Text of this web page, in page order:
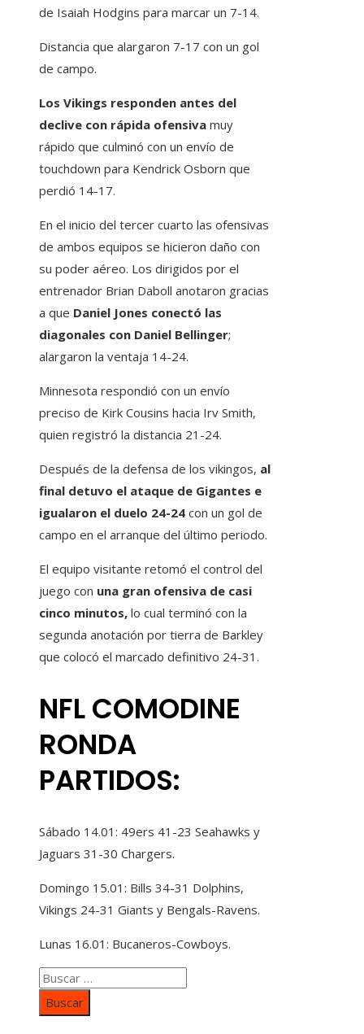
de Isaiah Hodgins para marcar un 7-14.
Distancia que alargaron 7-17 con un gol
de campo.
Los Vikings responden antes del
declive con rápida ofensiva muy
rápido que culminó con un envío de
touchdown para Kendrick Osborn que
perdió 14-17.
En el inicio del tercer cuarto las ofensivas
de ambos equipos se hicieron daño con
su poder aéreo. Los dirigidos por el
entrenador Brian Daboll anotaron gracias
a que Daniel Jones conectó las
diagonales con Daniel Bellinger;
alargaron la ventaja 14-24.
Minnesota respondió con un envío
preciso de Kirk Cousins ​​​​hacia Irv Smith,
quien registró la distancia 21-24.
Después de la defensa de los vikingos, al
final detuvo el ataque de Gigantes e
igualaron el duelo 24-24 con un gol de
campo en el arranque del último periodo.
El equipo visitante retomó el control del
juego con una gran ofensiva de casi
cinco minutos, lo cual terminó con la
segunda anotación por tierra de Barkley
que colocó el marcado definitivo 24-31.
NFL COMODINE
RONDA
PARTIDOS:
Sábado 14.01: 49ers 41-23 Seahawks y
Jaguars 31-30 Chargers.
Domingo 15.01: Bills 34-31 Dolphins,
Vikings 24-31 Giants y Bengals-Ravens.
Lunas 16.01: Bucaneros-Cowboys.
Buscar: